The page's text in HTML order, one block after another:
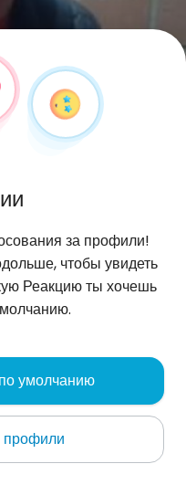
за профили!
чтобы увидеть
Реакцию ты хочешь
умолчанию
профили